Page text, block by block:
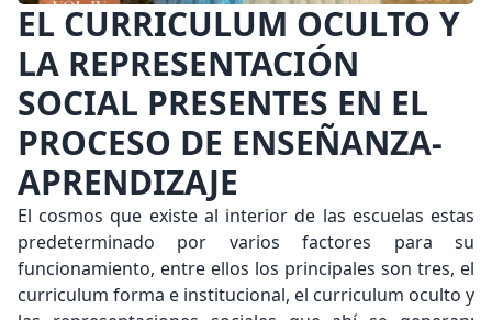
EL CURRICULUM OCULTO Y
LA REPRESENTACIÓN
SOCIAL PRESENTES EN EL
PROCESO DE ENSEÑANZA-
APRENDIZAJE
El cosmos que existe al interior de las escuelas estas
predeterminado por varios factores para su
funcionamiento, entre ellos los principales son tres, el
curriculum forma e institucional, el curriculum oculto y